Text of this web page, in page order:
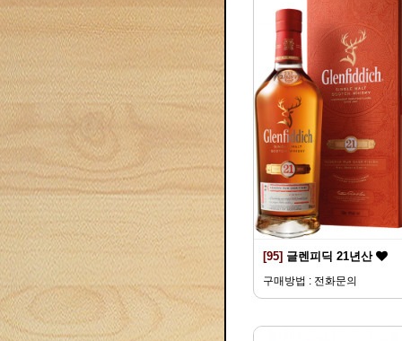
[95] 글렌피딕 21년산
구매방법 : 전화문의